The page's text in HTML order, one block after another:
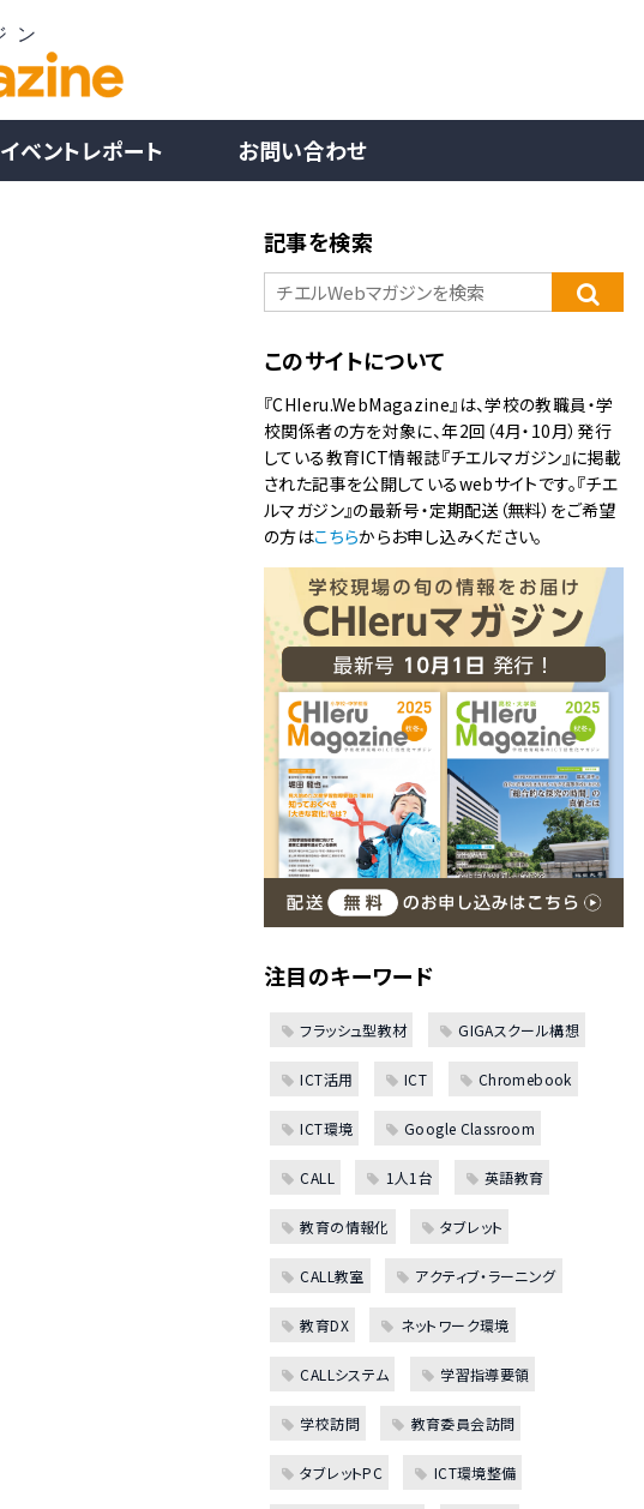
イベントレポート お問い合わせ
記事を検索
このサイトについて
『CHIeru.WebMagazine』は、学校の教職員・学
校関係者の方を対象に、年2回（4月・10月）発行
している教育ICT情報誌『チエルマガジン』に掲載
された記事を公開しているwebサイトです。『チエ
ルマガジン』の最新号・定期配送（無料）をご希望
の方はこちらからお申し込みください。
注目のキーワード
フラッシュ型教材 GIGAスクール構想
ICT活用 ICT Chromebook
ICT環境 Google Classroom
CALL 1人1台 英語教育
教育の情報化 タブレット
CALL教室 アクティブ・ラーニング
教育DX ネットワーク環境
CALLシステム 学習指導要領
学校訪問 教育委員会訪問
タブレットPC ICT環境整備